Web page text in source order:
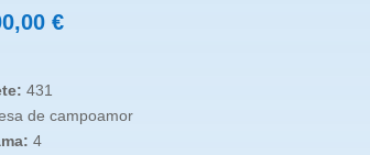
€
431
de campoamor
4